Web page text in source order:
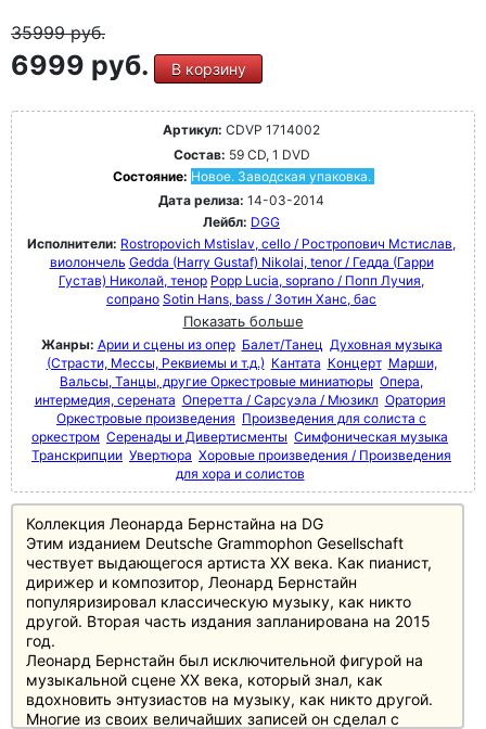
35999руб.
6999 руб. В корзину
Артикул: CDVP 1714002
Состав: 59 CD, 1 DVD
Состояние: Новое. Заводская упаковка.
Дата релиза: 14-03-2014
Лейбл: DGG
Исполнители: Rostropovich Mstislav, cello / Ростропович Мстислав,
виолончель Gedda (Harry Gustaf) Nikolai, tenor / Гедда (Гарри
Густав) Николай, тенор Popp Lucia, soprano / Попп Лучия,
сопрано Sotin Hans, bass / Зотин Ханс, бас
Показать больше
Жанры: Арии и сцены из опер Балет/Танец Духовная музыка
(Страсти, Мессы, Реквиемы и т.д.) Кантата Концерт Марши,
Вальсы, Танцы, другие Оркестровые миниатюры Опера,
интермедия, серената Оперетта / Сарсуэла / Мюзикл Оратория
Оркестровые произведения Произведения для солиста с
оркестром Серенады и Дивертисменты Симфоническая музыка
Транскрипции Увертюра Хоровые произведения / Произведения
для хора и солистов
Коллекция Леонарда Бернстайна на DG
Этим изданием Deutsche Grammophon Gesellschaft
чествует выдающегося артиста XX века. Как пианист,
дирижер и композитор, Леонард Бернстайн
популяризировал классическую музыку, как никто
другой. Вторая часть издания запланирована на 2015
год.
Леонард Бернстайн был исключительной фигурой на
музыкальной сцене XX века, который знал, как
вдохновить энтузиастов на музыку, как никто другой.
Многие из своих величайших записей он сделал с